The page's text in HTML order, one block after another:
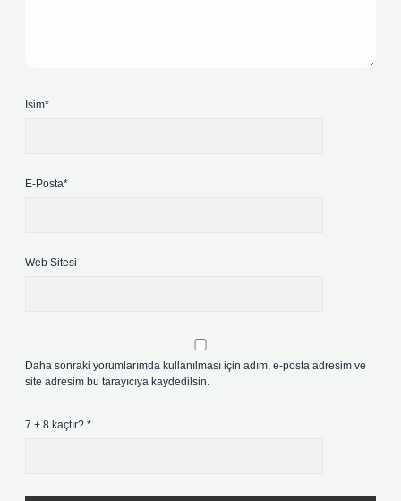
İsim*
E-Posta*
Web Sitesi
Daha sonraki yorumlarımda kullanılması için adım, e-posta adresim ve
site adresim bu tarayıcıya kaydedilsin.
7 + 8 kaçtır? *